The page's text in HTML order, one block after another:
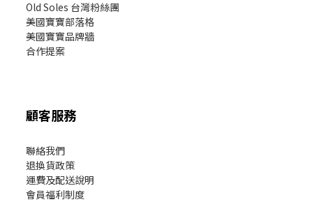
Old Soles 台灣粉絲團
美國寶寶部落格
美國寶寶品牌牆
合作提案
顧客服務
聯絡我們
退換貨政策
運費及配送說明
會員福利制度